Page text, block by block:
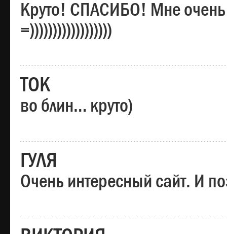
Круто! СПАСИБО! Мне
=))))))))))))))))))
ТОК
во блин… круто)
ГУЛЯ
Очень интересный сайт. И